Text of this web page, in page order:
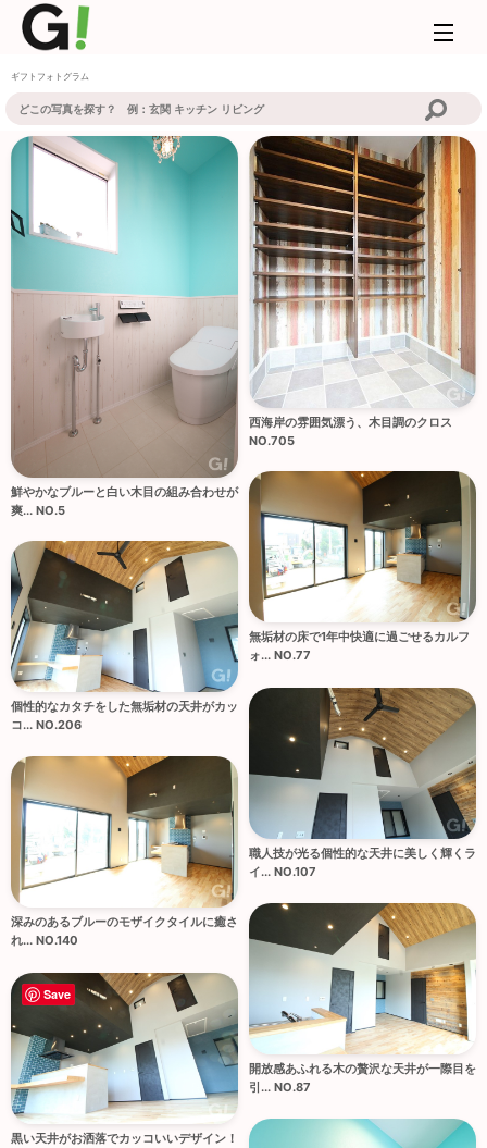
ギフトフォトグラム
鮮やかなブルーと白い木目の組み合わせが
爽... NO.5
西海岸の雰囲気漂う、木目調のクロス
NO.705
無垢材の床で1年中快適に過ごせるカルフ
ォ... NO.77
個性的なカタチをした無垢材の天井がカッ
コ... NO.206
職人技が光る個性的な天井に美しく輝くラ
イ... NO.107
深みのあるブルーのモザイクタイルに癒さ
れ... NO.140
開放感あふれる木の贅沢な天井が一際目を
引... NO.87
黒い天井がお洒落でカッコいいデザイン！
Save